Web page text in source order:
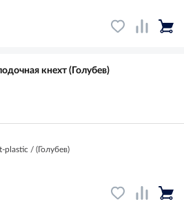
кнехт (Голубев)
plastic / (Голубев)